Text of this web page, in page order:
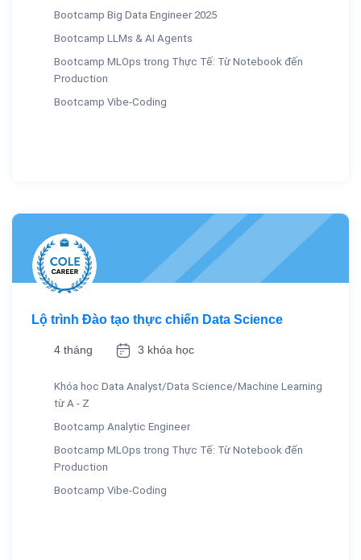
Bootcamp Big Data Engineer 2025
Bootcamp LLMs & AI Agents
Bootcamp MLOps trong Thực Tế: Từ Notebook đến
Production
Bootcamp Vibe-Coding
Lộ trình Đào tạo thực chiến Data Science
4 tháng 3 khóa học
Khóa học Data Analyst/Data Science/Machine Learning
từ A - Z
Bootcamp Analytic Engineer
Bootcamp MLOps trong Thực Tế: Từ Notebook đến
Production
Bootcamp Vibe-Coding